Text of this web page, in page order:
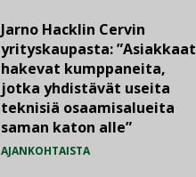
Jarno Hacklin Cervin
yrityskaupasta: ”Asiakkaat
hakevat kumppaneita,
jotka yhdistävät useita
teknisiä osaamisalueita
saman katon alle”
AJANKOHTAISTA